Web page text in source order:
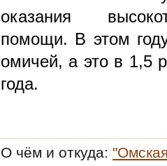
оказания
помощи. В этом
омичей, а это в 1,5
года.
О чём и откуда: